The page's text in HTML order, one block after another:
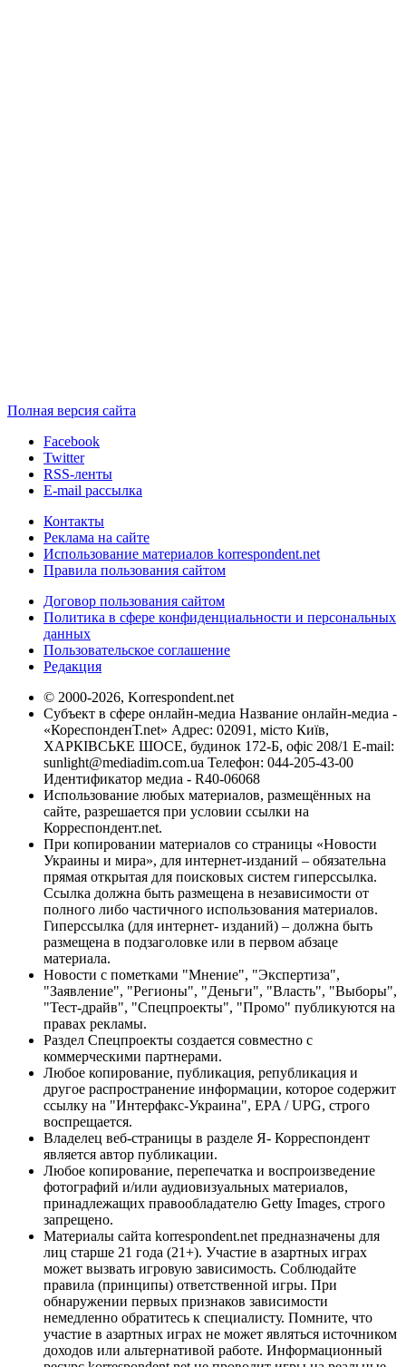
Полная версия сайта
Facebook
Twitter
RSS-ленты
E-mail рассылка
Контакты
Реклама на сайте
Использование материалов korrespondent.net
Правила пользования сайтом
Договор пользования сайтом
Политика в сфере конфиденциальности и персональных
данных
Пользовательское соглашение
Редакция
© 2000-2026, Korrespondent.net
Субъект в сфере онлайн-медиа Название онлайн-медиа -
«КореспонденТ.net» Адрес: 02091, місто Київ,
ХАРКІВСЬКЕ ШОСЕ, будинок 172-Б, офіс 208/1 E-mail:
sunlight@mediadim.com.ua Телефон: 044-205-43-00
Идентификатор медиа - R40-06068
Использование любых материалов, размещённых на
сайте, разрешается при условии ссылки на
Корреспондент.net.
При копировании материалов со страницы «Новости
Украины и мира», для интернет-изданий – обязательна
прямая открытая для поисковых систем гиперссылка.
Ссылка должна быть размещена в независимости от
полного либо частичного использования материалов.
Гиперссылка (для интернет- изданий) – должна быть
размещена в подзаголовке или в первом абзаце
материала.
Новости с пометками "Мнение", "Экспертиза",
"Заявление", "Регионы", "Деньги", "Власть", "Выборы",
"Тест-драйв", "Спецпроекты", "Промо" публикуются на
правах рекламы.
Раздел Спецпроекты создается совместно с
коммерческими партнерами.
Любое копирование, публикация, републикация и
другое распространение информации, которое содержит
ссылку на "Интерфакс-Украина", EPA / UPG, строго
воспрещается.
Владелец веб-страницы в разделе Я- Корреспондент
является автор публикации.
Любое копирование, перепечатка и воспроизведение
фотографий и/или аудиовизуальных материалов,
принадлежащих правообладателю Getty Images, строго
запрещено.
Материалы сайта korrespondent.net предназначены для
лиц старше 21 года (21+). Участие в азартных играх
может вызвать игровую зависимость. Соблюдайте
правила (принципы) ответственной игры. При
обнаружении первых признаков зависимости
немедленно обратитесь к специалисту. Помните, что
участие в азартных играх не может являться источником
доходов или альтернативой работе. Информационный